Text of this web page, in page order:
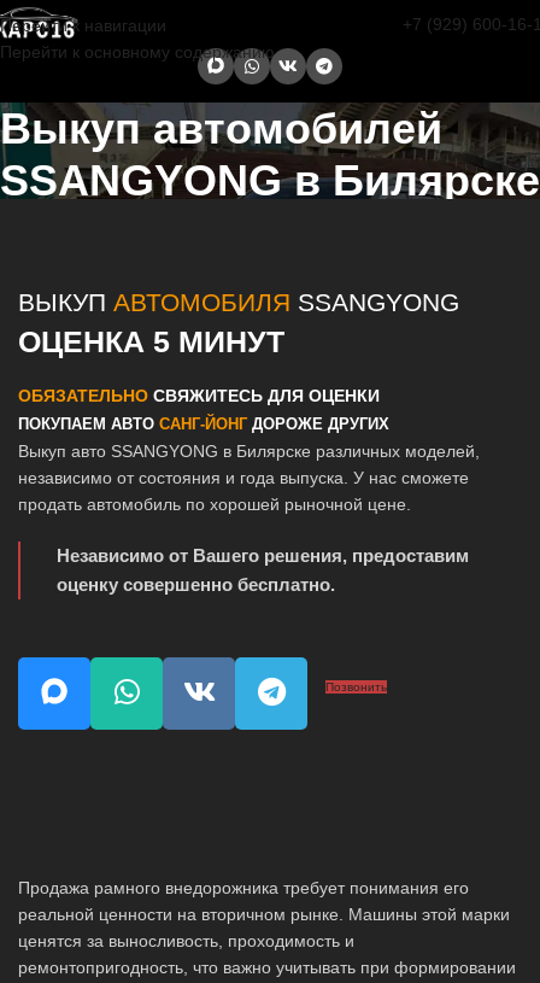
Перейти к навигации
Перейти к основному содержанию
+7 (929) 600-16-
Выкуп автомобилей
SSANGYONG в Билярске
ВЫКУП АВТОМОБИЛЯ SSANGYONG
ОЦЕНКА 5 МИНУТ
ОБЯЗАТЕЛЬНО СВЯЖИТЕСЬ ДЛЯ ОЦЕНКИ
ПОКУПАЕМ АВТО САНГ-ЙОНГ ДОРОЖЕ ДРУГИХ
Выкуп авто SSANGYONG в Билярске различных моделей,
независимо от состояния и года выпуска. У нас сможете
продать автомобиль по хорошей рыночной цене.
Независимо от Вашего решения, предоставим
оценку совершенно бесплатно.
Позвонить
Продажа рамного внедорожника требует понимания его
реальной ценности на вторичном рынке. Машины этой марки
ценятся за выносливость, проходимость и
ремонтопригодность, что важно учитывать при формировании